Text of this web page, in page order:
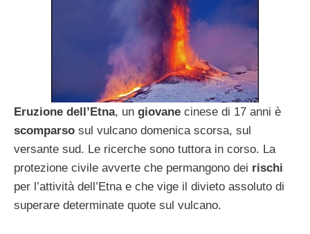
Eruzione dell’Etna, un giovane cinese di 17 anni è
scomparso sul vulcano domenica scorsa, sul
versante sud. Le ricerche sono tuttora in corso. La
protezione civile avverte che permangono dei rischi
per l’attività dell’Etna e che vige il divieto assoluto di
superare determinate quote sul vulcano.